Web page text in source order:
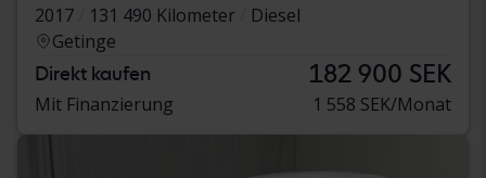
2017
131 490 Kilometer
Diesel
Getinge
Direkt kaufen 182 900 SEK
Mit Finanzierung 1 558 SEK/Monat